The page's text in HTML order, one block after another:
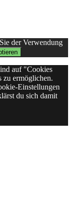
der Verwendung
auf "Cookies
zu ermöglichen.
Einstellungen
du sich damit